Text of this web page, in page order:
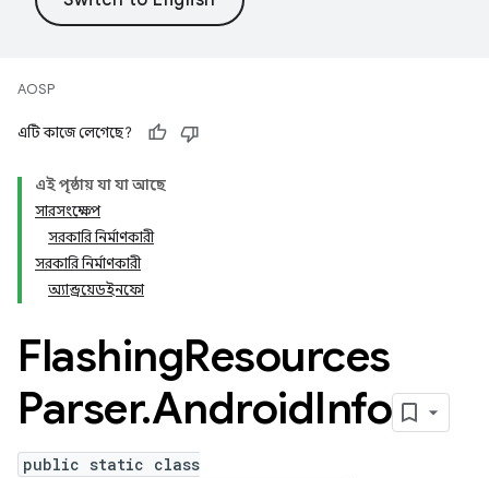
AOSP
এটি কাজে লেগেছে?
এই পৃষ্ঠায় যা যা আছে
সারসংক্ষেপ
সরকারি নির্মাণকারী
সরকারি নির্মাণকারী
অ্যান্ড্রয়েডইনফো
FlashingResources
Parser.AndroidInfo
public static class